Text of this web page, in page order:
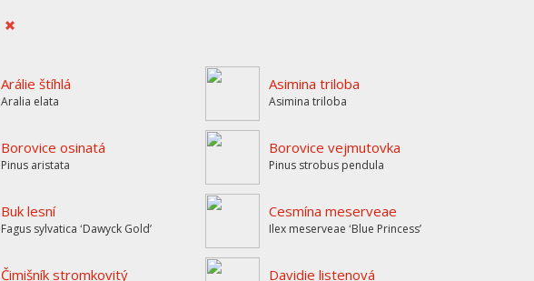
Arálie štíhlá
Aralia elata
Asimina triloba
Asimina triloba
Borovice osinatá
Pinus aristata
Borovice vejmutovka
Pinus strobus pendula
Buk lesní
Fagus sylvatica ʻDawyck Goldʼ
Cesmína meserveae
Ilex meserveae ʻBlue Princessʼ
Čimišník stromkovitý Davidie listenová